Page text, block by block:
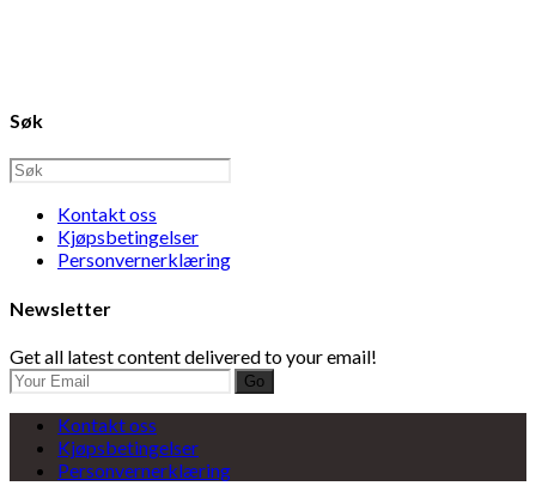
Søk
Kontakt oss
Kjøpsbetingelser
Personvernerklæring
Newsletter
Get all latest content delivered to your email!
Go
Kontakt oss
Kjøpsbetingelser
Personvernerklæring